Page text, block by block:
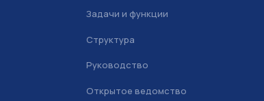
Задачи и функции
Структура
Руководство
Открытое ведомство